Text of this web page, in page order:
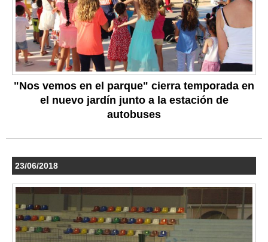
"Nos vemos en el parque" cierra temporada en
el nuevo jardín junto a la estación de
autobuses
23/06/2018